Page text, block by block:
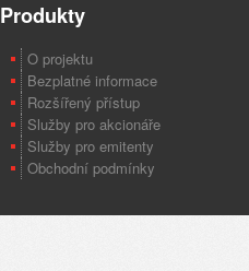
Produkty
O projektu
Bezplatné informace
Rozšířený přístup
Služby pro akcionáře
Služby pro emitenty
Obchodní podmínky